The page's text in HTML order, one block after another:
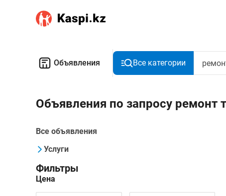
Объявления Все категории
Объявления по запросу
Все объявления
Услуги
Фильтры
Цена